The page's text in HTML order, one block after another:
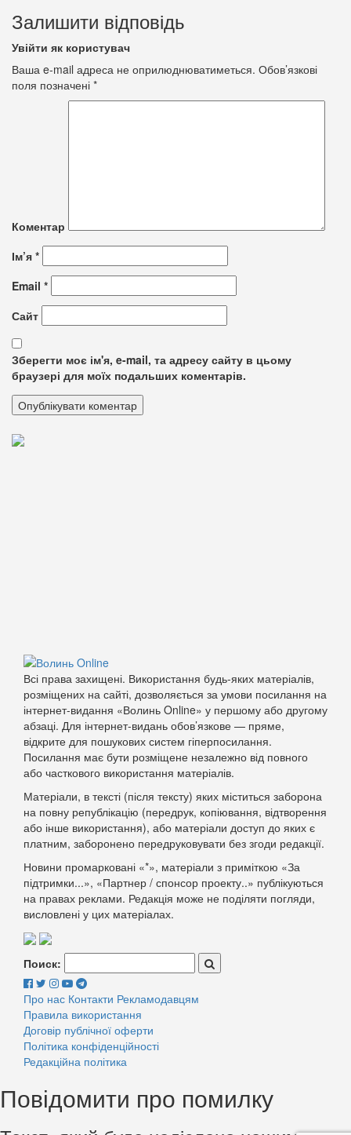
Залишити відповідь
Увійти як користувач
Ваша e-mail адреса не оприлюднюватиметься. Обов’язкові
поля позначені *
Коментар
Ім’я *
Email *
Сайт
Зберегти моє ім'я, e-mail, та адресу сайту в цьому
браузері для моїх подальших коментарів.
Всі права захищені. Використання будь-яких матеріалів,
розміщених на сайті, дозволяється за умови посилання на
інтернет-видання «Волинь Online» у першому або другому
абзаці. Для інтернет-видань обов’язкове — пряме,
відкрите для пошукових систем гіперпосилання.
Посилання має бути розміщене незалежно від повного
або часткового використання матеріалів.
Матеріали, в тексті (після тексту) яких міститься заборона
на повну републікацію (передрук, копіювання, відтворення
або інше використання), або матеріали доступ до яких є
платним, заборонено передруковувати без згоди редакції.
Новини промарковані «*», матеріали з приміткою «За
підтримки...», «Партнер / спонсор проекту..» публікуються
на правах реклами. Редакція може не поділяти погляди,
висловлені у цих матеріалах.
Поиск:
Про нас Контакти Рекламодавцям
Правила використання
Договір публічної оферти
Політика конфіденційності
Редакційна політика
Повідомити про помилку